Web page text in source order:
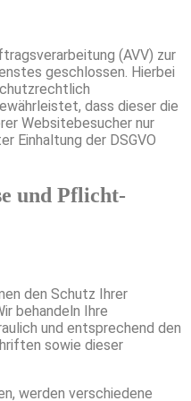
(AVV) zur
geschlossen. Hierbei
dass dieser die
Websitebesucher nur
Einhaltung der DSGVO
und Pflicht­
den Schutz Ihrer
behandeln Ihre
und entsprechend den
sowie dieser
werden verschiedene